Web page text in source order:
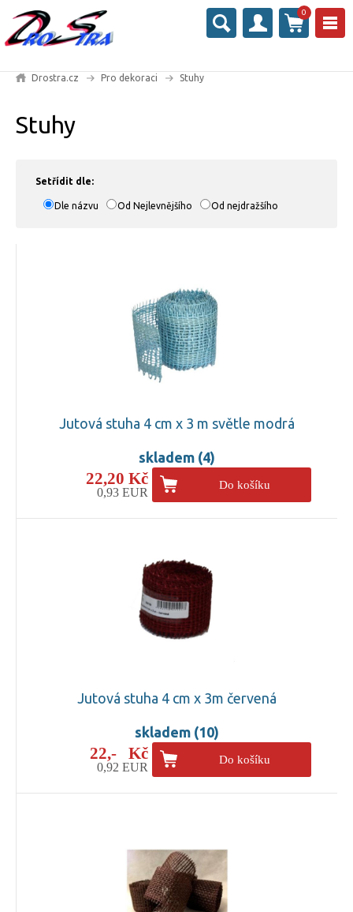
0
Drostra.cz Pro dekoraci Stuhy
Stuhy
Setřídit dle:
Dle názvu Od Nejlevnějšího Od nejdražšího
Jutová stuha 4 cm x 3 m světle modrá
skladem (4)
22,20 Kč
0,93 EUR
Do košíku
Jutová stuha 4 cm x 3m červená
skladem (10)
22,- Kč
0,92 EUR
Do košíku